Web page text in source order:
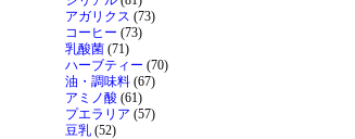
アガリクス (73)
コーヒー (73)
乳酸菌 (71)
ハーブティー (70)
油・調味料 (67)
アミノ酸 (61)
プエラリア (57)
豆乳 (52)